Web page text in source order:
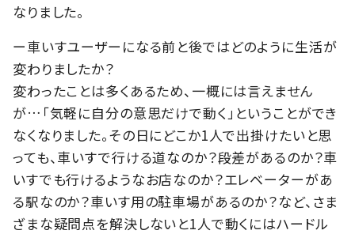
なりました。
ー車いすユーザーになる前と後ではどのように生活が
変わりましたか？
変わったことは多くあるため、一概には言えません
が…「気軽に自分の意思だけで動く」ということができ
なくなりました。その日にどこか1人で出掛けたいと思
っても、車いすで行ける道なのか？段差があるのか？車
いすでも行けるようなお店なのか？エレベーターがあ
る駅なのか？車いす用の駐車場があるのか？など、さま
ざまな疑問点を解決しないと1人で動くにはハードル